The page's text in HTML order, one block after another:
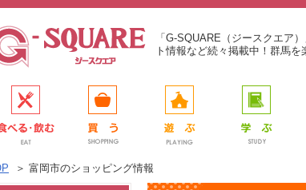
「G-SQUARE（ジースクエア
ト情報など続々掲載中！群馬を
＞ 富岡市のショッピング情報